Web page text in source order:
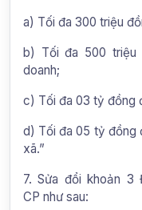
a) Tối đa 300 triệu
b) Tối đa 500 triệu
doanh;
c) Tối đa 03 tỷ đồng
d) Tối đa 05 tỷ đồng
xã.”
7. Sửa đổi khoản 3
CP như sau: